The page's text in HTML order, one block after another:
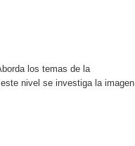
los temas de la
nivel se investiga la imagen